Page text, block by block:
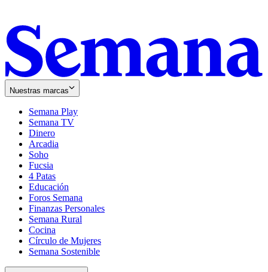
Nuestras marcas
Semana Play
Semana TV
Dinero
Arcadia
Soho
in
new
window
Fucsia
in
new
window
4 Patas
Educación
Foros Semana
Finanzas Personales
Semana Rural
Cocina
Círculo de Mujeres
Semana Sostenible